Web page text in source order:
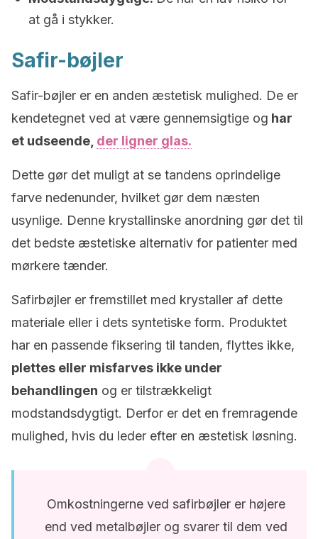
at gå i stykker.
Safir-bøjler
Safir-bøjler er en anden æstetisk mulighed. De er
kendetegnet ved at være gennemsigtige og har
et udseende, der ligner glas.
Dette gør det muligt at se tandens oprindelige
farve nedenunder, hvilket gør dem næsten
usynlige. Denne krystallinske anordning gør det til
det bedste æstetiske alternativ for patienter med
mørkere tænder.
Safirbøjler er fremstillet med krystaller af dette
materiale eller i dets syntetiske form. Produktet
har en passende fiksering til tanden, flyttes ikke,
plettes eller misfarves ikke under
behandlingen og er tilstrækkeligt
modstandsdygtigt. Derfor er det en fremragende
mulighed, hvis du leder efter en æstetisk løsning.
Omkostningerne ved safirbøjler er højere
end ved metalbøjler og svarer til dem ved